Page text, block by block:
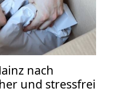
nach
und stressfrei